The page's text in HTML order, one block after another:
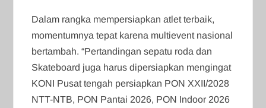
Dalam rangka mempersiapkan atlet terbaik,
momentumnya tepat karena multievent nasional
bertambah. “Pertandingan sepatu roda dan
Skateboard juga harus dipersiapkan mengingat
KONI Pusat tengah persiapkan PON XXII/2028
NTT-NTB, PON Pantai 2026, PON Indoor 2026